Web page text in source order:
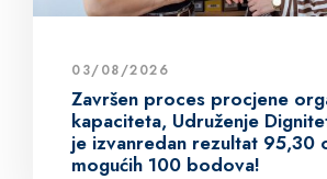
03/08/2026
Završen proces procjene
kapaciteta, Udruženje
je izvanredan rezultat 95,30
mogućih 100 bodova!